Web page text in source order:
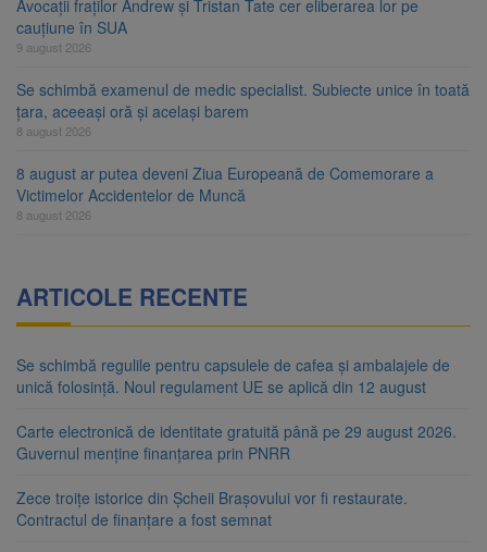
Avocații fraților Andrew și Tristan Tate cer eliberarea lor pe
cauțiune în SUA
9 august 2026
Se schimbă examenul de medic specialist. Subiecte unice în toată
țara, aceeași oră și același barem
8 august 2026
8 august ar putea deveni Ziua Europeană de Comemorare a
Victimelor Accidentelor de Muncă
8 august 2026
ARTICOLE RECENTE
Se schimbă regulile pentru capsulele de cafea și ambalajele de
unică folosință. Noul regulament UE se aplică din 12 august
Carte electronică de identitate gratuită până pe 29 august 2026.
Guvernul menține finanțarea prin PNRR
Zece troițe istorice din Șcheii Brașovului vor fi restaurate.
Contractul de finanțare a fost semnat